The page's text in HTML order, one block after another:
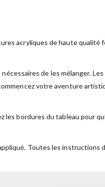
acryliques de haute
de les mélanger.
votre aventure
bordures du tableau pour
Toutes les instructions